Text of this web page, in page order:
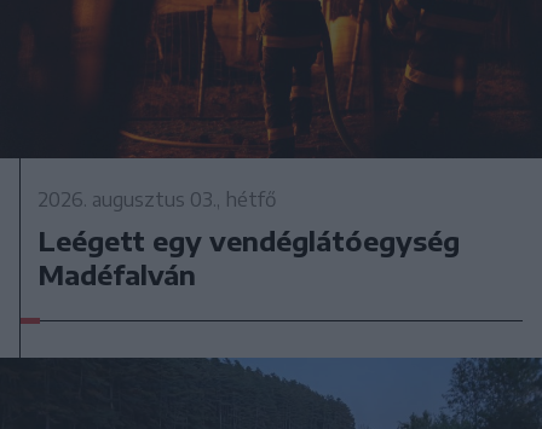
2026. augusztus 03., hétfő
Leégett egy vendéglátóegység
Madéfalván